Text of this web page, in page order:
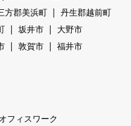
方郡美浜町
丹生郡越前町
坂井市
大野市
敦賀市
福井市
フィスワーク